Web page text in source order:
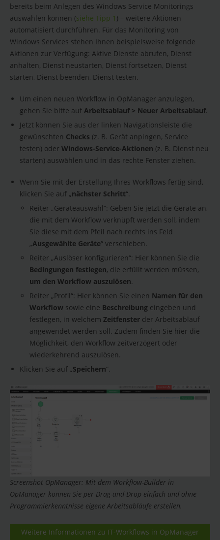
bereits beim Anlegen des Windows Service Monitorings
auswählen können (siehe Tipp 1 ) – weitere Aktionen
automatisiert durchführen. Für das Monitoring von
Windows Services stehen Ihnen beispielsweise folgende
Aktionen zur Verfügung: Aktive Dienste abrufen, Dienst
anhalten, Dienst neustarten, Dienst fortsetzen, Dienst
starten, Dienst beenden, Dienst testen.
Um einen neuen Workflow in OpManager anzulegen,
gehen Sie bitte auf Arbeitsablauf > Neuer Arbeitsablauf.
Jetzt können Sie aus der linken Navigationsleiste die
gewünschten Checks (z. B. Gerät anpingen, Service
testen) oder Windows-Service-Aktionen (z. B. Dienst neu
starten) auswählen und in das rechte Fenster ziehen.
Wenn Sie mit der Erstellung Ihres Workflows fertig sind,
klicken Sie auf „nächster Schritt“.
Reiter „Geräteauswahl“: Geben Sie jetzt die Geräte an,
die mit dem Workflow verknüpft werden soll, indem
Sie diese mit dem Pfeil nach rechts ins Feld
„Ausgewählte Geräte“ verschieben.
Reiter „Auslöser konfigurieren“: Hier können Sie die
Bedingungen festlegen, die erfüllt werden müssen,
um den Workflow auszulösen.
Reiter „Profil“: Hier können Sie einen Namen für den
Workflow sowie eine Beschreibung eingeben und
festlegen, in welchem Zeitfenster der Arbeitsablauf
angewendet werden soll. Zudem finden Sie hier die
Möglichkeit, den Workflow zeitverzögert oder
wiederkehrend auszulösen.
Klicken Sie auf „Speichern“.
Screenshot OpManager: Mit dem Workflow-Builder in
OpManager können Sie per Drag-and-Drop einfach und ohne
Programmierkenntnisse eigene Arbeitsabläufe erstellen.
Weitere Informationen zu IT-Workflows in OpManager